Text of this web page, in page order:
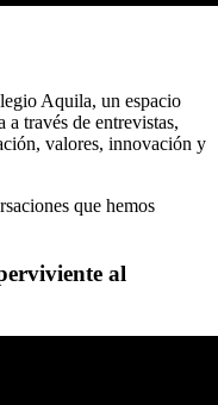
Aquila, un espacio
través de entrevistas,
valores, innovación y
que hemos
al